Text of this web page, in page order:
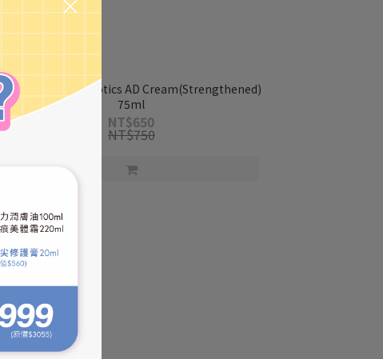
【KÜSSEN】Probiotics AD Cream(Strengthened)
75ml
NT$650
NT$750